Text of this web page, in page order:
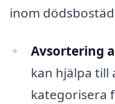
inom
Avsortering
kan hjälpa till
kategorisera